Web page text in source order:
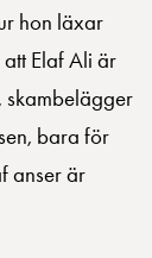
hon läxar
Elaf Ali är
skambelägger
bara för
anser är